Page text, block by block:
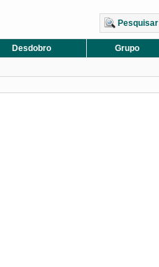
Pesquisar
Desdobro
Grupo